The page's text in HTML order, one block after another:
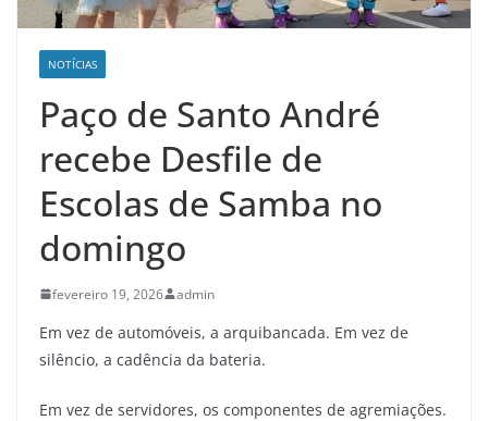
NOTÍCIAS
Paço de Santo André
recebe Desfile de
Escolas de Samba no
domingo
fevereiro 19, 2026 admin
Em vez de automóveis, a arquibancada. Em vez de
silêncio, a cadência da bateria.
Em vez de servidores, os componentes de agremiações.